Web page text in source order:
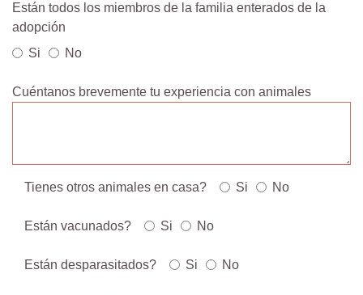
Están todos los miembros de la familia enterados de la
adopción
Si
No
Cuéntanos brevemente tu experiencia con animales
Tienes otros animales en casa? Si No
Están vacunados? Si No
Están desparasitados? Si No